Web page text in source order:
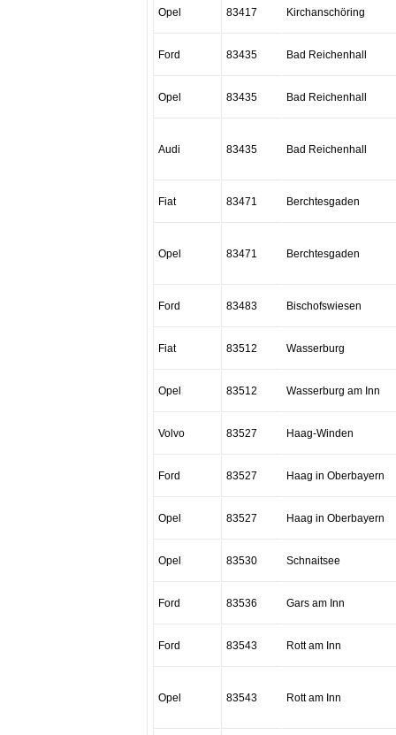
Opel 83417 Kirchanschöring
Ford 83435 Bad Reichenhall
Opel 83435 Bad Reichenhall
Audi 83435 Bad Reichenhall
Fiat 83471 Berchtesgaden
Opel 83471 Berchtesgaden
Ford 83483 Bischofswiesen
Fiat 83512 Wasserburg
Opel 83512 Wasserburg am Inn
Volvo 83527 Haag-Winden
Ford 83527 Haag in Oberbayern
Opel 83527 Haag in Oberbayern
Opel 83530 Schnaitsee
Ford 83536 Gars am Inn
Ford 83543 Rott am Inn
Opel 83543 Rott am Inn